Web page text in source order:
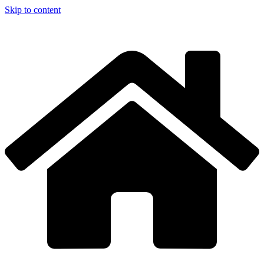
Skip to content